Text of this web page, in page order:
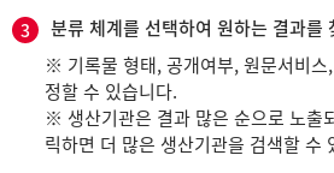
3
분류 체계를 선택하여 원하는 결과를
※ 기록물 형태, 공개여부, 원문서비스
정할 수 있습니다.
※ 생산기관은 결과 많은 순으로 노출
릭하면 더 많은 생산기관을 검색할 수